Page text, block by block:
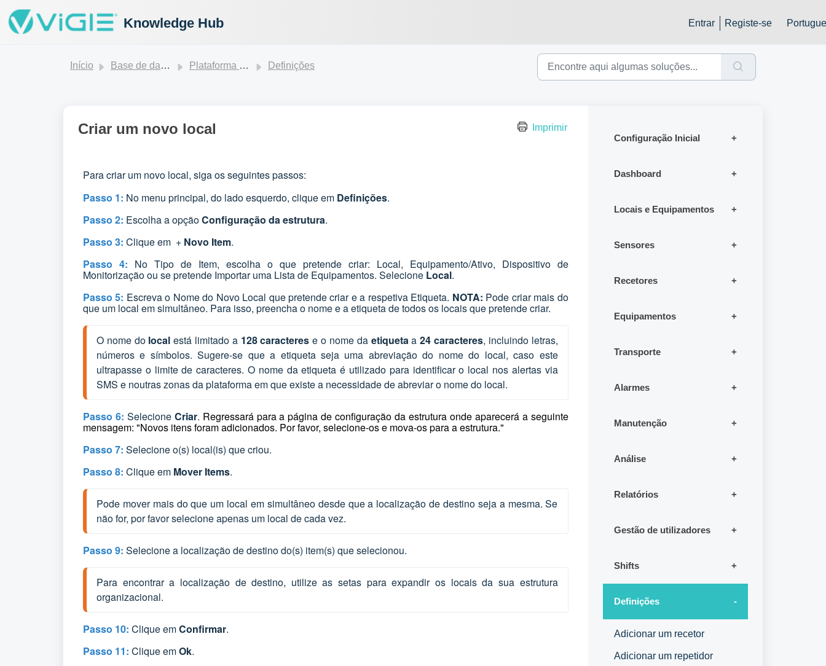
Knowledge Hub Entrar Registe-se
Início Base de dados de conhecimento Plataforma ViGIE Definições
Imprimir
Criar um novo local
Para criar um novo local, siga os seguintes passos:
Passo 1: No menu principal, do lado esquerdo, clique em Definições.
Passo 2: Escolha a opçãoConfiguração da estrutura.
Passo 3: Clique em + Novo Item.
Passo 4: No Tipo de Item, escolha o que pretende criar: Local, Equipamento/Ativo, Dispositivo de
Monitorização ou se pretende Importar uma Lista de Equipamentos. Selecione Local.
Passo 5: Escreva o Nome do Novo Local que pretende criar e a respetiva Etiqueta. NOTA: Pode criar mais do
que um local em simultâneo. Para isso, preencha o nome e a etiqueta de todos os locais que pretende criar.
O nome do localestá limitado a 128 caracteres e o nome da etiquetaa24 caracteres, incluindo letras,
números e símbolos. Sugere-se que a etiqueta seja uma abreviação do nome do local, caso este
ultrapasse o limite de caracteres. O nome da etiqueta é utilizado para identificar o local nos alertas via
SMS e noutras zonas da plataforma em que existe a necessidade de abreviar o nome do local.
Passo 6: Selecione Criar. Regressará para a página de configuração da estrutura onde aparecerá a seguinte
mensagem: "Novos itens foram adicionados. Por favor, selecione-os e mova-os para a estrutura."
Passo 7: Selecione o(s) local(is) que criou.
Passo 8: Clique em Mover Items.
Pode mover mais do que um local em simultâneo desde que a localização de destino seja a mesma. Se
não for, por favor selecione apenas um local de cada vez.
Passo 9: Selecione a localização de destino do(s) item(s) que selecionou.
Para encontrar a localização de destino, utilize as setas para expandir os locais da sua estrutura
organizacional.
Passo 10: Clique emConfirmar.
Passo 11: Clique emOk.
Configuração Inicial
Dashboard
Locais e Equipamentos
Sensores
Recetores
Equipamentos
Transporte
Alarmes
Manutenção
Análise
Relatórios
Gestão de utilizadores
Shifts
Definições
Adicionar um recetor
Adicionar um repetidor